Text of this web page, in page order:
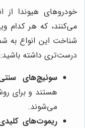
خودروهای هیوندا
می‌کنند، که هر کدام
شناخت این انواع به
درست‌تری داشته باشید:
سوئیچ‌های
هستند و برای
می‌شوند.
ریموت‌های